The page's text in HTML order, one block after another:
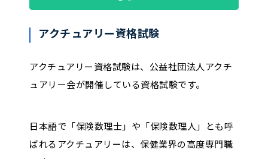
アクチュアリー資格試験
アクチュアリー資格試験は、公益社団法人アクチ
ュアリー会が開催している資格試験です。
日本語で「保険数理士」や「保険数理人」とも呼
ばれるアクチュアリーは、保健業界の高度専門職